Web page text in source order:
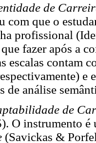
de
com que o
profissional
fazer após a
escalas contam
e
de análise
de
O instrumento é
(Savickas &